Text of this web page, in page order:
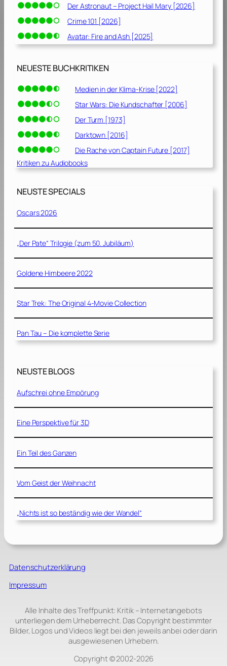
Der Astronaut – Project Hail Mary [2026]
Crime 101 [2026]
Avatar: Fire and Ash [2025]
NEUESTE BUCHKRITIKEN
Medien in der Klima-Krise [2022]
Star Wars: Die Kundschafter [2006]
Der Turm [1973]
Darktown [2016]
Die Rache von Captain Future [2017]
Kritiken zu Audiobooks
NEUSTE SPECIALS
Oscars 2026
„Der Pate“ Trilogie (zum 50. Jubiläum)
Goldene Himbeere 2022
Star Trek: The Original 4-Movie Collection
Pan Tau – Die komplette Serie
NEUSTE BLOGS
Aufschrei ohne Empörung
Eine Perspektive für 3D
Ein Teil des Ganzen
Vom Geist der Weihnacht
„Nichts ist so beständig wie der Wandel“
Datenschutzerklärung
Impressum
Alle Inhalte des Treffpunkt: Kritik – Internetangebots
unterliegen dem Urheberrecht. Das Copyright bestimmter
Bilder, Logos und Videos liegt bei den jeweils anbei oder darin
ausgewiesenen Urhebern.
Copyright © 2002‑2026